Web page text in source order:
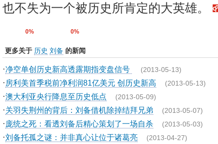
也不失为一个被历史所肯定的大英雄。
0% 0%
更多关于 历史 刘备 的新闻
·净空单创历史新高透露期指变盘信号 (2013-05-13)
· 房利美首季税前净利润81亿美元 创历史新高 (2013-05-13)
·澳大利亚央行降息至历史低点 (2013-05-09)
·关羽失荆州的背后：刘备借机除掉结拜兄弟 (2013-05-07)
· 庞统之死：看透刘备后精心策划了一场自杀 (2013-05-03)
·刘备托孤之谜：并非真心让位于诸葛亮 (2013-04-27)